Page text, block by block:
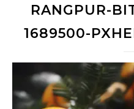
RANGPUR-
1689500-